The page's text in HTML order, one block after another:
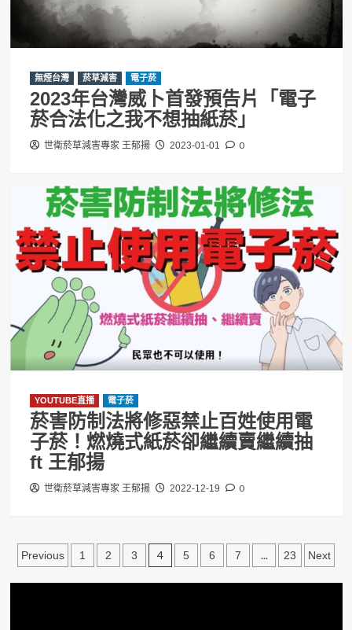
無煙台灣 菸草減害 電子菸
2023年台灣威卜首發預告片「電子
菸合法化之我不想抽紙菸」
世衛菸草減害專家 王郁揚 2023-01-01 0
YOUTUBE直播 電子菸
菸害防制法將修惡禁止百姓使用電
子菸！燃燒式紙菸卻繼續賣繼續抽
ft 王郁揚
世衛菸草減害專家 王郁揚 2022-12-19 0
文
章
Previous 1 2 3 4 5 6 7 ... 23 Next